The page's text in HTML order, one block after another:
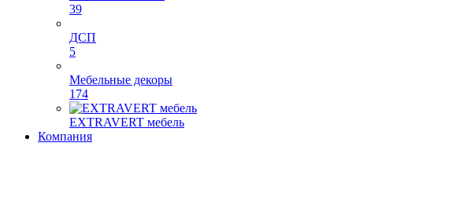
39
ДСП
5
Мебельные декоры
174
EXTRAVERT мебель
Компания